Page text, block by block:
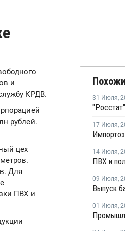
и
КРДВ.
рублей.
цех
Для
ПВХ и
31 Июля,
17 Июля,
14 Июля,
09 Июля,
01 Июля,